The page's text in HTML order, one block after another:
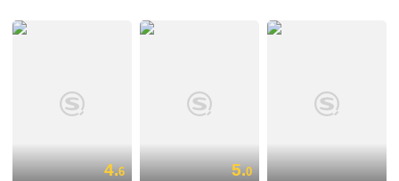
4.6 5.0